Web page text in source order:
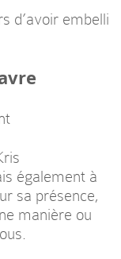
d’avoir embelli
également à
sa présence,
manière ou